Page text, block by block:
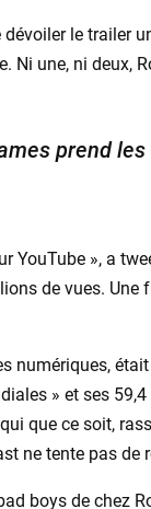
le trailer
Ni une, ni deux,
prend
YouTube », a
de vues.
numériques,
» et ses
que ce soit,
ne tente pas
boys de chez